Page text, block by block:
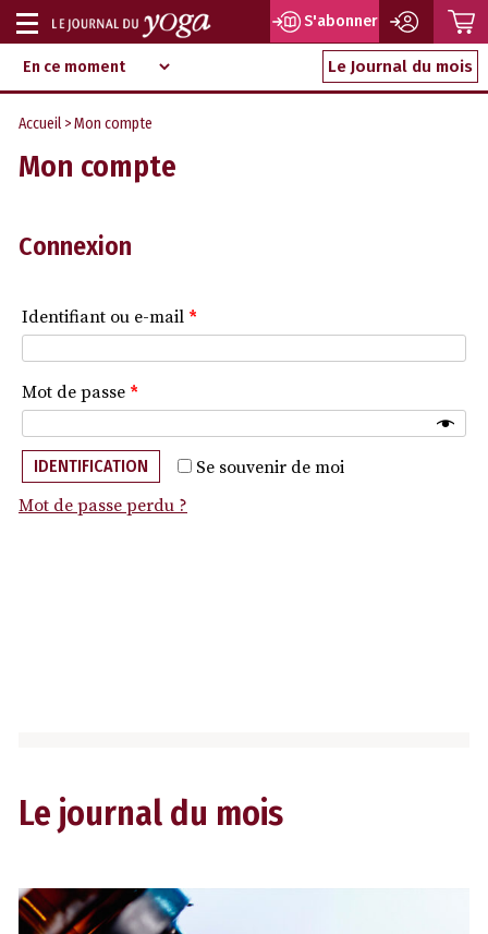
Aller
au
contenu
d‘information
indépendant
Afficher
ou
masquer
la
navigation
S'abonner
Le Journal du mois
Accueil > Mon compte
Mon compte
Connexion
Identifiant ou e-mail *
Mot de passe *
Se souvenir de moi
IDENTIFICATION
Mot de passe perdu ?
Le journal du mois